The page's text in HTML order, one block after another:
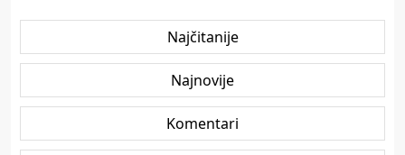
Najčitanije
Najnovije
Komentari